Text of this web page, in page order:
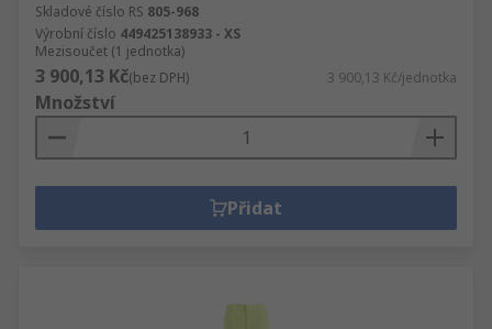
Skladové číslo RS 805-968
Výrobní číslo 449425138933 - XS
Mezisoučet (1 jednotka)
3 900,13 Kč(bez DPH) 3 900,13 Kč/jednotka
Množství
Přidat